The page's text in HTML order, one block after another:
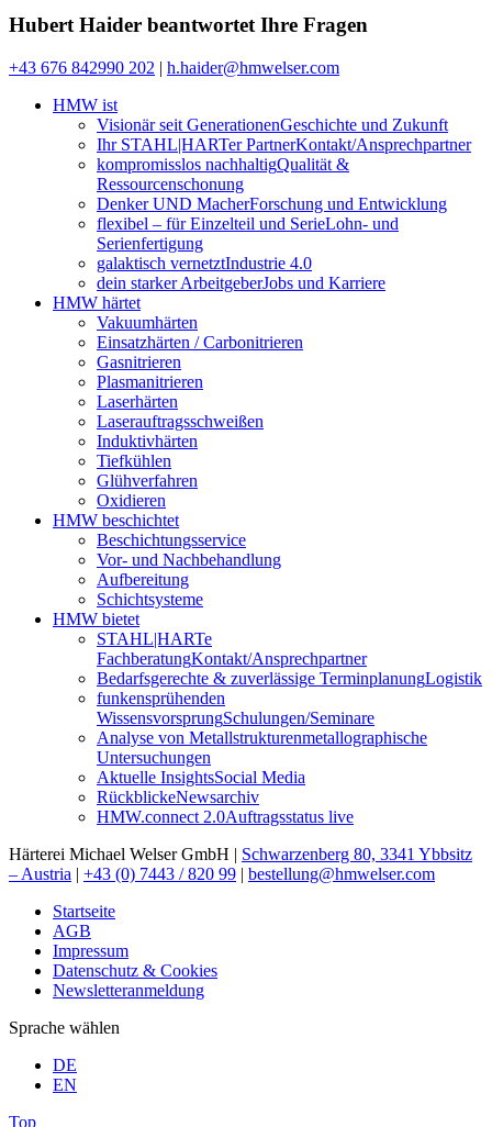
Hubert Haider beantwortet Ihre Fragen
+43 676 842990 202 | h.haider@hmwelser.com
HMW ist
Visionär seit GenerationenGeschichte und Zukunft
Ihr STAHL|HARTer PartnerKontakt/Ansprechpartner
kompromisslos nachhaltigQualität &
Ressourcenschonung
Denker UND MacherForschung und Entwicklung
flexibel – für Einzelteil und SerieLohn- und
Serienfertigung
galaktisch vernetztIndustrie 4.0
dein starker ArbeitgeberJobs und Karriere
HMW härtet
Vakuumhärten
Einsatzhärten / Carbonitrieren
Gasnitrieren
Plasmanitrieren
Laserhärten
Laserauftragsschweißen
Induktivhärten
Tiefkühlen
Glühverfahren
Oxidieren
HMW beschichtet
Beschichtungsservice
Vor- und Nachbehandlung
Aufbereitung
Schichtsysteme
HMW bietet
STAHL|HARTe
FachberatungKontakt/Ansprechpartner
Bedarfsgerechte & zuverlässige TerminplanungLogistik
funkensprühenden
WissensvorsprungSchulungen/Seminare
Analyse von Metallstrukturenmetallographische
Untersuchungen
Aktuelle InsightsSocial Media
RückblickeNewsarchiv
HMW.connect 2.0Auftragsstatus live
Härterei Michael Welser GmbH | Schwarzenberg 80, 3341 Ybbsitz
– Austria | +43 (0) 7443 / 820 99 | bestellung@hmwelser.com
Startseite
AGB
Impressum
Datenschutz & Cookies
Newsletteranmeldung
Sprache wählen
DE
EN
Top